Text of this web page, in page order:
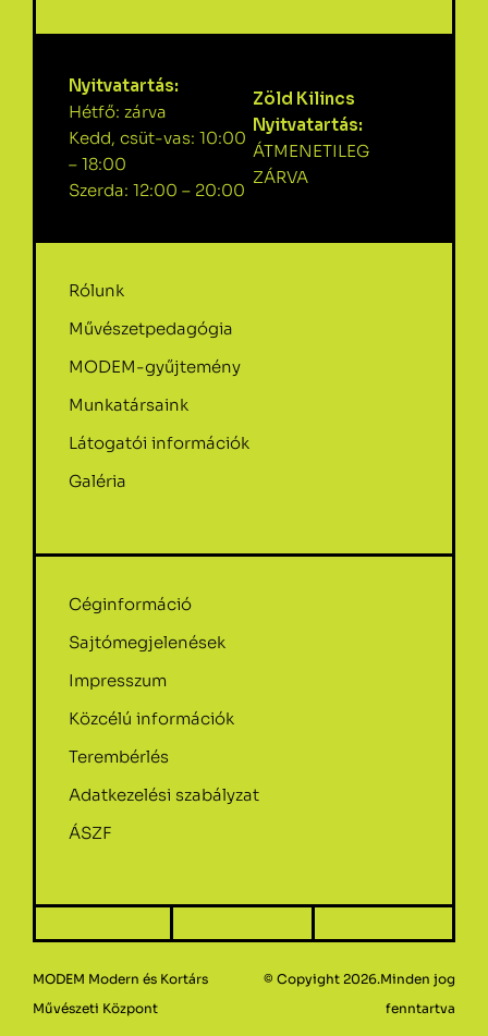
Nyitvatartás:
Hétfő: zárva
Kedd, csüt-vas: 10:00
– 18:00
Szerda: 12:00 – 20:00
Zöld Kilincs
Nyitvatartás:
ÁTMENETILEG
ZÁRVA
Rólunk
Művészetpedagógia
MODEM-gyűjtemény
Munkatársaink
Látogatói információk
Galéria
Céginformáció
Sajtómegjelenések
Impresszum
Közcélú információk
Terembérlés
Adatkezelési szabályzat
ÁSZF
MODEM Modern és Kortárs
Művészeti Központ
© Copyight 2026.Minden jog
fenntartva